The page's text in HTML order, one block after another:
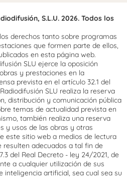
S.L.U. 2026. Todos los
derechos tanto sobre programas
que formen parte de ellos,
en esta página web.
SLU ejerce la oposición
y prestaciones en la
prevista en el artículo 32.1 del
SLU realiza la reserva
distribución y comunicación pública
temas de actualidad prevista en
también realiza una reserva
y usos de las obras y otras
este sitio web a medios de lectura
adecuados a tal fin de
del Real Decreto - ley 24/2021, de
a cualquier utilización de sus
inteligencia artificial, sea cual sea su